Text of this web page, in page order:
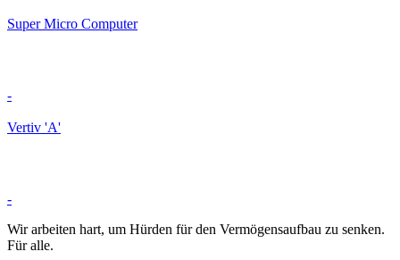
Super Micro Computer
-
Vertiv 'A'
-
Wir arbeiten hart, um Hürden für den Vermögensaufbau zu senken.
Für alle.